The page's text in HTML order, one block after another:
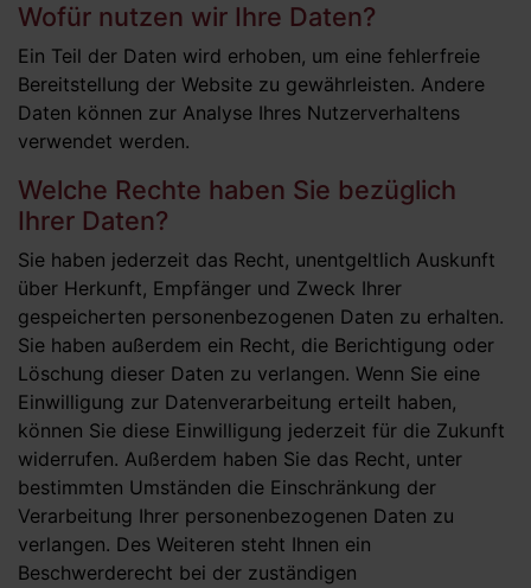
Wofür nutzen wir Ihre Daten?
Ein Teil der Daten wird erhoben, um eine fehlerfreie
Bereitstellung der Website zu gewährleisten. Andere
Daten können zur Analyse Ihres Nutzerverhaltens
verwendet werden.
Welche Rechte haben Sie bezüglich
Ihrer Daten?
Sie haben jederzeit das Recht, unentgeltlich Auskunft
über Herkunft, Empfänger und Zweck Ihrer
gespeicherten personenbezogenen Daten zu erhalten.
Sie haben außerdem ein Recht, die Berichtigung oder
Löschung dieser Daten zu verlangen. Wenn Sie eine
Einwilligung zur Datenverarbeitung erteilt haben,
können Sie diese Einwilligung jederzeit für die Zukunft
widerrufen. Außerdem haben Sie das Recht, unter
bestimmten Umständen die Einschränkung der
Verarbeitung Ihrer personenbezogenen Daten zu
verlangen. Des Weiteren steht Ihnen ein
Beschwerderecht bei der zuständigen